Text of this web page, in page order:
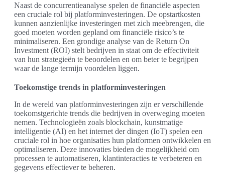
Naast de concurrentieanalyse spelen de financiële aspecten
een cruciale rol bij platforminvesteringen. De opstartkosten
kunnen aanzienlijke investeringen met zich meebrengen, die
goed moeten worden gepland om financiële risico’s te
minimaliseren. Een grondige analyse van de Return On
Investment (ROI) stelt bedrijven in staat om de effectiviteit
van hun strategieën te beoordelen en om beter te begrijpen
waar de lange termijn voordelen liggen.
Toekomstige trends in platforminvesteringen
In de wereld van platforminvesteringen zijn er verschillende
toekomstgerichte trends die bedrijven in overweging moeten
nemen. Technologieën zoals blockchain, kunstmatige
intelligentie (AI) en het internet der dingen (IoT) spelen een
cruciale rol in hoe organisaties hun platformen ontwikkelen en
optimaliseren. Deze innovaties bieden de mogelijkheid om
processen te automatiseren, klantinteracties te verbeteren en
gegevens effectiever te beheren.